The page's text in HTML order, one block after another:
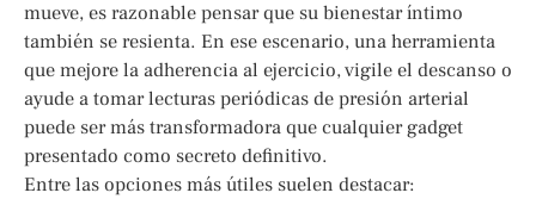
mueve, es razonable pensar que su bienestar íntimo
también se resienta. En ese escenario, una herramienta
que mejore la adherencia al ejercicio, vigile el descanso o
ayude a tomar lecturas periódicas de presión arterial
puede ser más transformadora que cualquier gadget
presentado como secreto definitivo.
Entre las opciones más útiles suelen destacar: